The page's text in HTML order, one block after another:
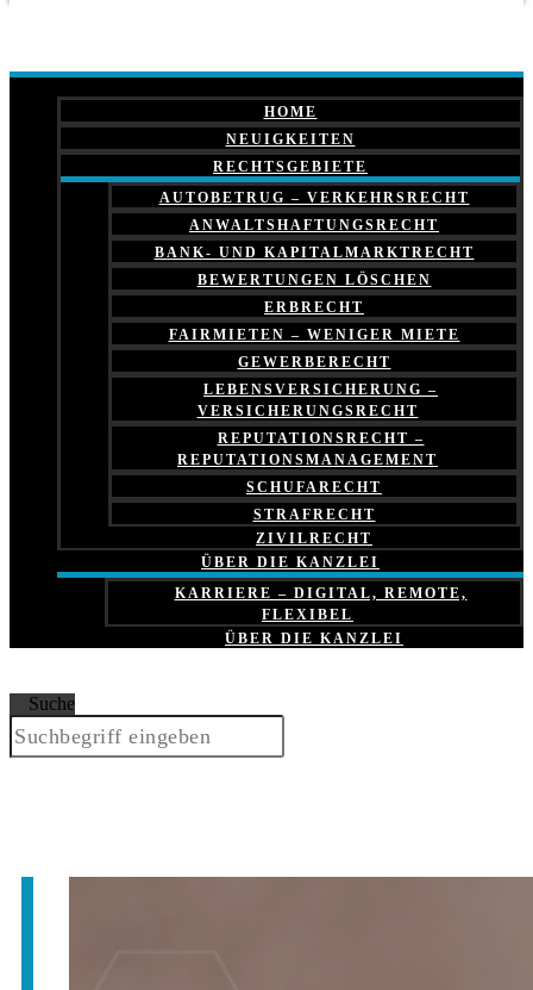
HOME
NEUIGKEITEN
RECHTSGEBIETE
AUTOBETRUG – VERKEHRSRECHT
ANWALTSHAFTUNGSRECHT
BANK- UND KAPITALMARKTRECHT
BEWERTUNGEN LÖSCHEN
ERBRECHT
FAIRMIETEN – WENIGER MIETE
GEWERBERECHT
LEBENSVERSICHERUNG –
VERSICHERUNGSRECHT
REPUTATIONSRECHT –
REPUTATIONSMANAGEMENT
SCHUFARECHT
STRAFRECHT
ZIVILRECHT
ÜBER DIE KANZLEI
KARRIERE – DIGITAL, REMOTE,
FLEXIBEL
ÜBER DIE KANZLEI
Suche